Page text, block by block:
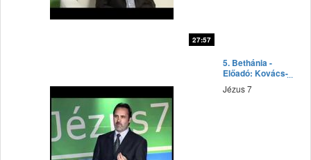
27:57
5. Bethánia -
Előadó: Kovács-
Bíró János
Jézus 7